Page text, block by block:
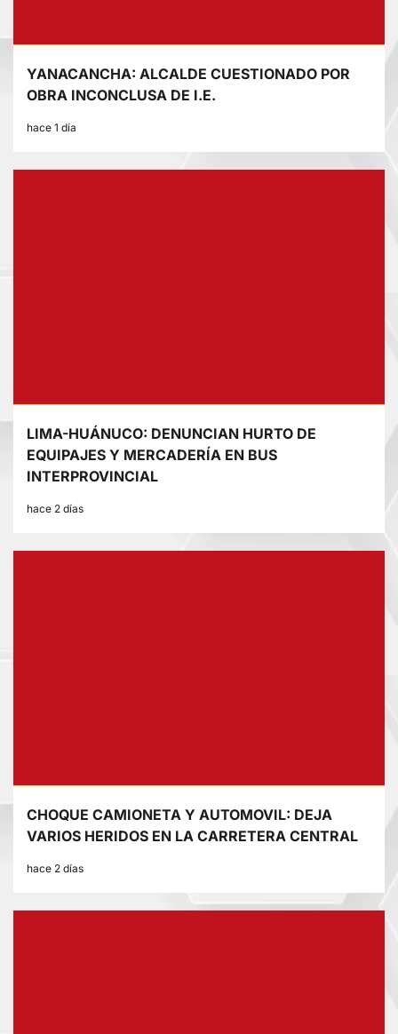
YANACANCHA: ALCALDE CUESTIONADO POR
OBRA INCONCLUSA DE I.E.
hace 1 día
LIMA-HUÁNUCO: DENUNCIAN HURTO DE
EQUIPAJES Y MERCADERÍA EN BUS
INTERPROVINCIAL
hace 2 días
CHOQUE CAMIONETA Y AUTOMOVIL: DEJA
VARIOS HERIDOS EN LA CARRETERA CENTRAL
hace 2 días